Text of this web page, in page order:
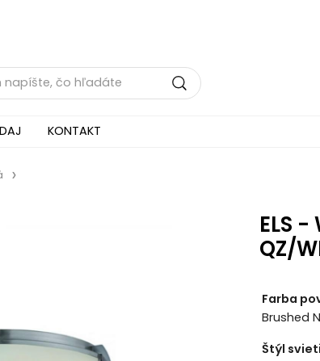
KONTAKT
ELS -
QZ/
Farba
Brushed
Štýl